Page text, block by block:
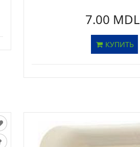
7.00 MDL
КУПИТЬ